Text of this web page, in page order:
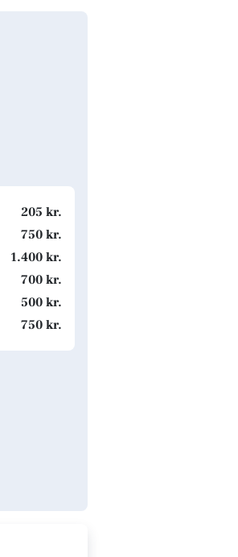
205 kr.
750 kr.
1.400 kr.
700 kr.
500 kr.
750 kr.